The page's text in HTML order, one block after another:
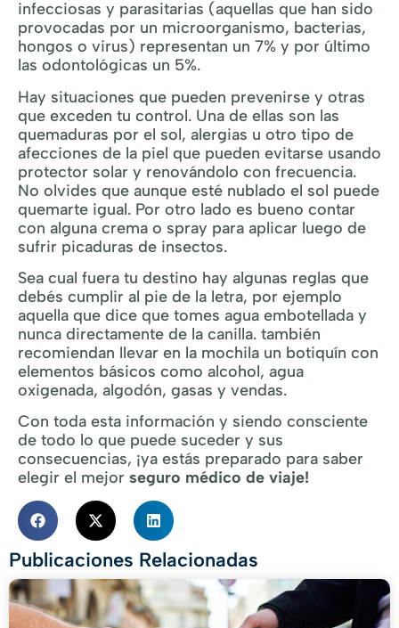
infecciosas y parasitarias (aquellas que han sido
provocadas por un microorganismo, bacterias,
hongos o virus) representan un 7% y por último
las odontológicas un 5%.
Hay situaciones que pueden prevenirse y otras
que exceden tu control. Una de ellas son las
quemaduras por el sol, alergias u otro tipo de
afecciones de la piel que pueden evitarse usando
protector solar y renovándolo con frecuencia.
No olvides que aunque esté nublado el sol puede
quemarte igual. Por otro lado es bueno contar
con alguna crema o spray para aplicar luego de
sufrir picaduras de insectos.
Sea cual fuera tu destino hay algunas reglas que
debés cumplir al pie de la letra, por ejemplo
aquella que dice que tomes agua embotellada y
nunca directamente de la canilla. también
recomiendan llevar en la mochila un botiquín con
elementos básicos como alcohol, agua
oxigenada, algodón, gasas y vendas.
Con toda esta información y siendo consciente
de todo lo que puede suceder y sus
consecuencias, ¡ya estás preparado para saber
elegir el mejor seguro médico de viaje!
Publicaciones Relacionadas